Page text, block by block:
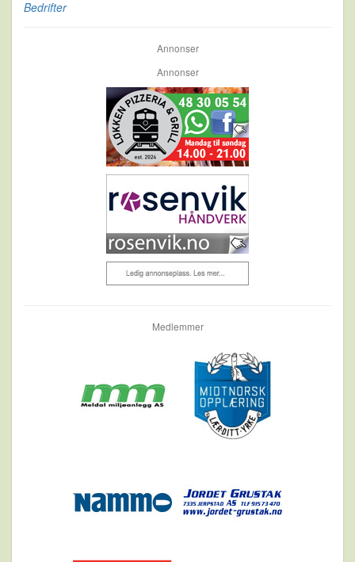
Bedrifter
Annonser
Annonser
Medlemmer